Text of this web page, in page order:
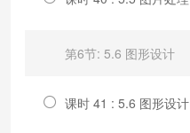
第6节: 5.6 图形设计
课时 41 : 5.6 图形设计